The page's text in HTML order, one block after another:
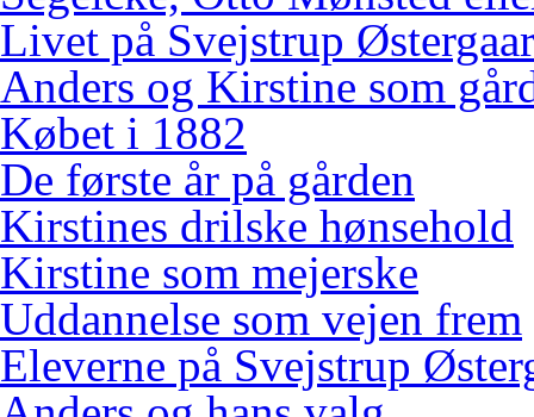
Livet på Svejstrup
Anders og Kirstine som
Købet i 1882
De første år på gården
Kirstines drilske hønsehold
Kirstine som mejerske
Uddannelse som vejen frem
Eleverne på Svejstrup